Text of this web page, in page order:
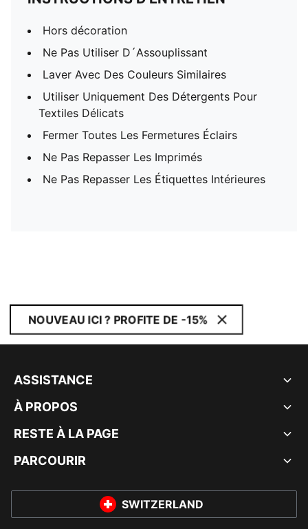
Hors décoration
Ne Pas Utiliser D´Assouplissant
Laver Avec Des Couleurs Similaires
Utiliser Uniquement Des Détergents Pour
Textiles Délicats
Fermer Toutes Les Fermetures Éclairs
Ne Pas Repasser Les Imprimés
Ne Pas Repasser Les Étiquettes Intérieures
NOUVEAU ICI ? PROFITE DE -15%
ASSISTANCE
À PROPOS
RESTE À LA PAGE
PARCOURIR
SWITZERLAND